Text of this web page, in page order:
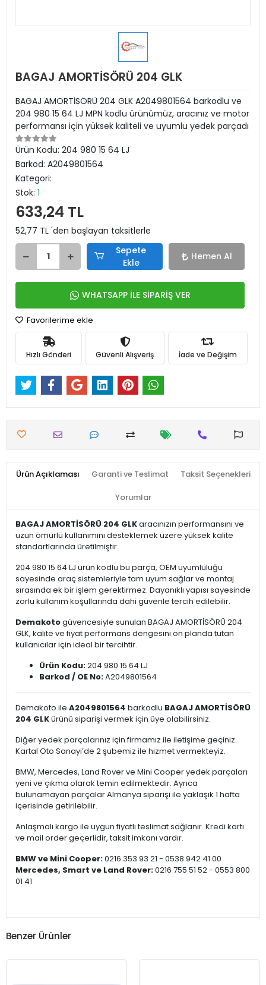
BAGAJ AMORTİSÖRÜ 204 GLK
BAGAJ AMORTİSÖRÜ 204 GLK A2049801564 barkodlu ve
204 980 15 64 LJ MPN kodlu ürünümüz, aracınız ve motor
performansı için yüksek kaliteli ve uyumlu yedek parçadı
Ürün Kodu: 204 980 15 64 LJ
Barkod: A2049801564
Kategori:
Stok: 1
633,24 TL
52,77 TL 'den başlayan taksitlerle
Sepete
Ekle
Hemen Al
WHATSAPP İLE SİPARİŞ VER
Favorilerime ekle
Hızlı Gönderi Güvenli Alışveriş İade ve Değişim
Ürün Açıklaması Garanti ve Teslimat Taksit Seçenekleri
Yorumlar
BAGAJ AMORTİSÖRÜ 204 GLKaracınızın performansını ve
uzun ömürlü kullanımını desteklemek üzere yüksek kalite
standartlarında üretilmiştir.
204 980 15 64 LJ ürün kodlu bu parça, OEM uyumluluğu
sayesinde araç sistemleriyle tam uyum sağlar ve montaj
sırasında ek bir işlem gerektirmez. Dayanıklı yapısı sayesinde
zorlu kullanım koşullarında dahi güvenle tercih edilebilir.
Demakotogüvencesiyle sunulan BAGAJ AMORTİSÖRÜ 204
GLK, kalite ve fiyat performans dengesini ön planda tutan
kullanıcılar için ideal bir tercihtir.
Ürün Kodu:204 980 15 64 LJ
Barkod / OE No:A2049801564
Demakoto ile A2049801564 barkodlu BAGAJ AMORTİSÖRÜ
204 GLKürünü siparişi vermek için üye olabilirsiniz.
Diğer yedek parçalarınız için firmamız ile iletişime geçiniz.
Kartal Oto Sanayi’de 2 şubemiz ile hizmet vermekteyiz.
BMW, Mercedes, Land Rover ve Mini Cooper yedek parçaları
yeni ve çıkma olarak temin edilmektedir. Ayrıca
bulunamayan parçalar Almanya siparişi ile yaklaşık 1 hafta
içerisinde getirilebilir.
Anlaşmalı kargo ile uygun fiyatlı teslimat sağlanır. Kredi kartı
ve mail order geçerlidir, taksit imkanı vardır.
BMW ve Mini Cooper:0216 353 93 21 - 0538 942 41 00
Mercedes, Smart ve Land Rover:0216 755 51 52 - 0553 800
01 41
Benzer Ürünler